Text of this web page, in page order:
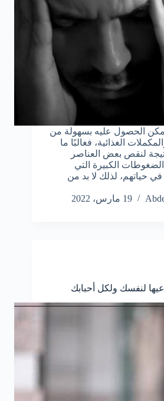
الحصول عليه بسهولة من
الغذائية، فغالبًا ما
لنقص بعض العناصر
الكبيرة التي
حياتهم، لذلك لا بد من
19 مارس، 2022
لنفسك ولكل أحبابك